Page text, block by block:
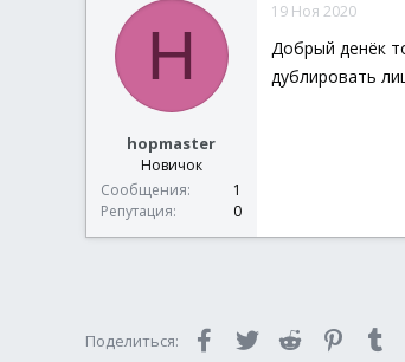
р
т
м
ы
а
ч
а
H
hopmaster
Новичок
Сообщения
1
Репутация
0
19 Ноя 2020
Добрый денёк
дублировать
Поделиться: FacebookTwitter Reddit